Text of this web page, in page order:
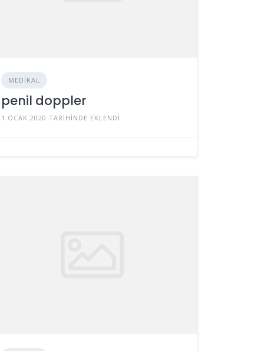
MEDIKAL
penil doppler
1 OCAK 2020 TARIHINDE EKLENDI